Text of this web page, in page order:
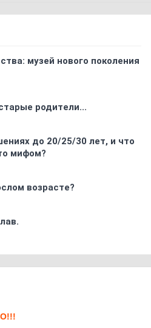
музей нового поколения
родители...
до 20/25/30 лет, и что
мифом?
возрасте?